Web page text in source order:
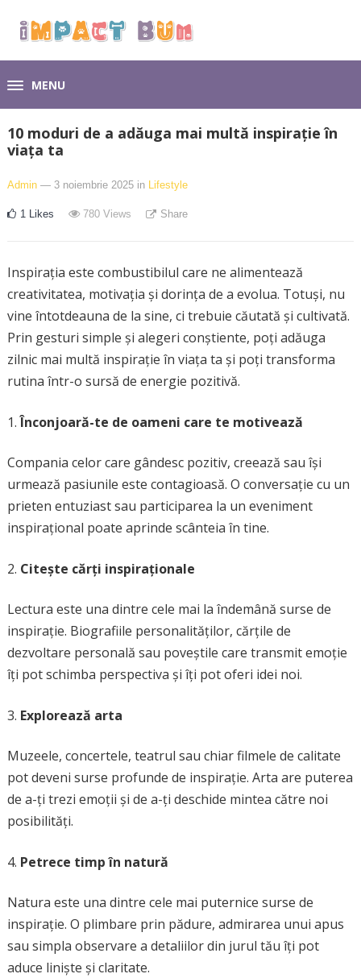
MENU
10 moduri de a adăuga mai multă inspirație în
viața ta
Admin — 3 noiembrie 2025 in Lifestyle
1 Likes 780Views Share
Inspirația este combustibilul care ne alimentează
creativitatea, motivația și dorința de a evolua. Totuși, nu
vine întotdeauna de la sine, ci trebuie căutată și cultivată.
Prin gesturi simple și alegeri conștiente, poți adăuga
zilnic mai multă inspirație în viața ta și poți transforma
rutina într-o sursă de energie pozitivă.
Înconjoară-te de oameni care te motivează
Compania celor care gândesc pozitiv, creează sau își
urmează pasiunile este contagioasă. O conversație cu un
prieten entuziast sau participarea la un eveniment
inspirațional poate aprinde scânteia în tine.
Citește cărți inspiraționale
Lectura este una dintre cele mai la îndemână surse de
inspirație. Biografiile personalităților, cărțile de
dezvoltare personală sau poveștile care transmit emoție
îți pot schimba perspectiva și îți pot oferi idei noi.
Explorează arta
Muzeele, concertele, teatrul sau chiar filmele de calitate
pot deveni surse profunde de inspirație. Arta are puterea
de a-ți trezi emoții și de a-ți deschide mintea către noi
posibilități.
Petrece timp în natură
Natura este una dintre cele mai puternice surse de
inspirație. O plimbare prin pădure, admirarea unui apus
sau simpla observare a detaliilor din jurul tău îți pot
aduce liniște și claritate.